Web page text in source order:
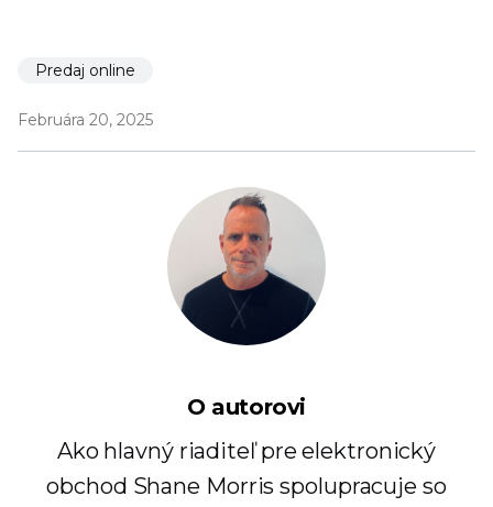
Predaj online
Februára 20, 2025
O autorovi
Ako hlavný riaditeľ pre elektronický
obchod Shane Morris spolupracuje so